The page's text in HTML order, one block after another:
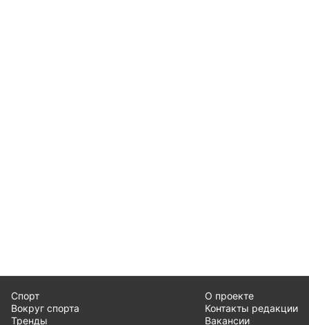
Спорт
Вокруг спорта
Тренды
О проекте
Контакты редакции
Вакансии